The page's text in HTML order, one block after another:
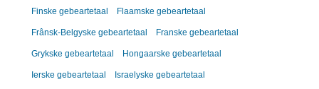
Finske gebeartetaal Flaamske gebeartetaal
Frânsk-Belgyske gebeartetaal Franske gebeartetaal
Grykske gebeartetaal Hongaarske gebeartetaal
Ierske gebeartetaal Israelyske gebeartetaal